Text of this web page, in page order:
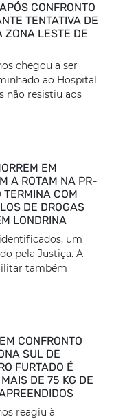
CONFRONTO
TENTATIVA DE
ZONA LESTE DE
chegou a ser
ao Hospital
não resistiu aos
EM
A ROTAM NA PR-
COM
DE DROGAS
LONDRINA
um
pela Justiça. A
também
CONFRONTO
SUL DE
FURTADO É
DE 75 KG DE
reagiu à